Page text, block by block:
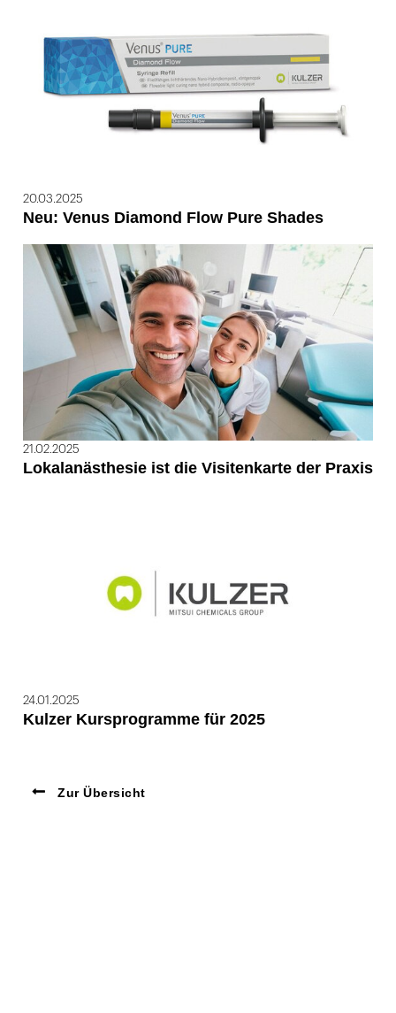
20.03.2025
Neu: Venus Diamond Flow Pure Shades
21.02.2025
Lokalanästhesie ist die Visitenkarte der Praxis
24.01.2025
Kulzer Kursprogramme für 2025
Zur Übersicht